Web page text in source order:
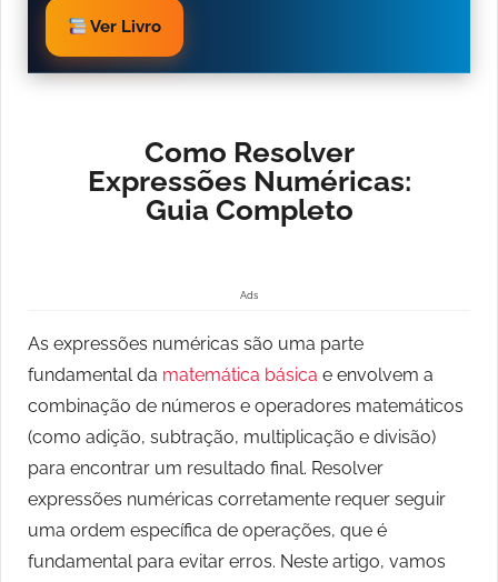
Ver Livro
Como Resolver
Expressões Numéricas:
Guia Completo
Ads
As expressões numéricas são uma parte
fundamental da matemática básica e envolvem a
combinação de números e operadores matemáticos
(como adição, subtração, multiplicação e divisão)
para encontrar um resultado final. Resolver
expressões numéricas corretamente requer seguir
uma ordem específica de operações, que é
fundamental para evitar erros. Neste artigo, vamos